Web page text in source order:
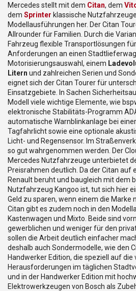
Mercedes stellt mit dem Citan, dem
dem Sprinter klassische
Modellausführungen her. Der Citan
Allrounder für Familien. Durch die
Fahrzeug flexible Transportlösungen
Anforderungen an einen
Motorisierungsauswahl, einem
Litern und zahlreichen Serien und
eignet sich der Citan Tourer für
Einsatzgebiete. In Sachen
Modell viele wichtige Elemente, wie
elektronische Stabilitäts-Programm
automatische Warnblinkanlage bei
Tagfahrlicht sowie eine optionale
Licht- und Regensensor. Im
so gut wahrgenommen werden. Der
Mercedes Nutzfahrzeuge unterbietet
Preisrahmen deutlich. Da der Citan auf
Renault beruht und baugleich mit dem
Nutzfahrzeug Kangoo ist, tut sich hier
Geld zu sparen, wenn einem die Marke
Citan gibt es zudem noch in den
Kastenwagen und Mixto. Beide sind
gewerblichen und weniger für den
sollen die Arbeit deutlich einfacher
deshalb auch Sondermodelle, wie den
Handwerker Edition, die speziell auf die
Herausforderungen im täglichen
und in der Handwerker Edition mit
Elektrowerkzeugen von Bosch als